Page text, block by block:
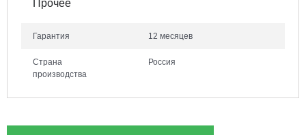
Прочее
Гарантия 12 месяцев
Страна
производства
Россия